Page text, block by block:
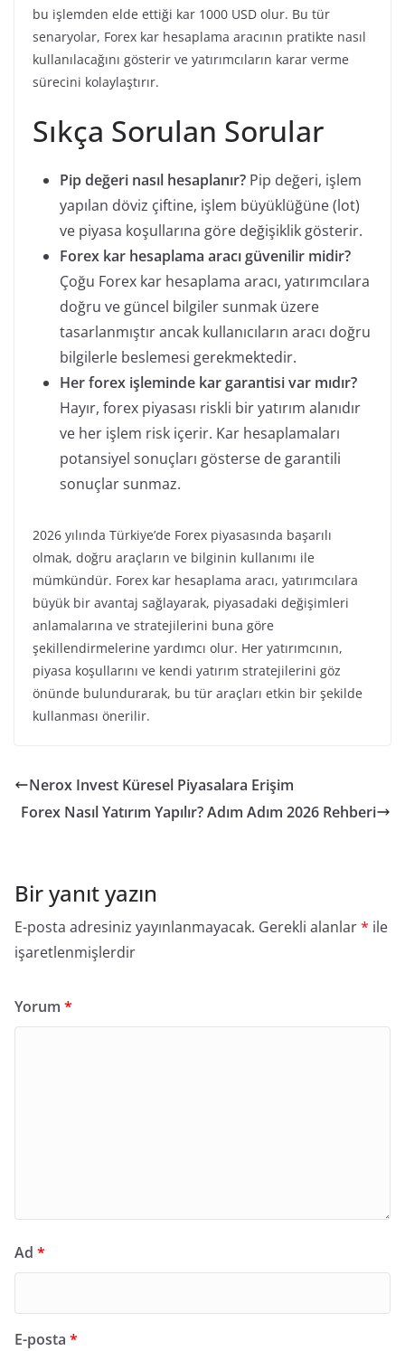
bu işlemden elde ettiği kar 1000 USD olur. Bu tür
senaryolar, Forex kar hesaplama aracının pratikte nasıl
kullanılacağını gösterir ve yatırımcıların karar verme
sürecini kolaylaştırır.
Sıkça Sorulan Sorular
Pip değeri nasıl hesaplanır? Pip değeri, işlem
yapılan döviz çiftine, işlem büyüklüğüne (lot)
ve piyasa koşullarına göre değişiklik gösterir.
Forex kar hesaplama aracı güvenilir midir?
Çoğu Forex kar hesaplama aracı, yatırımcılara
doğru ve güncel bilgiler sunmak üzere
tasarlanmıştır ancak kullanıcıların aracı doğru
bilgilerle beslemesi gerekmektedir.
Her forex işleminde kar garantisi var mıdır?
Hayır, forex piyasası riskli bir yatırım alanıdır
ve her işlem risk içerir. Kar hesaplamaları
potansiyel sonuçları gösterse de garantili
sonuçlar sunmaz.
2026 yılında Türkiye’de Forex piyasasında başarılı
olmak, doğru araçların ve bilginin kullanımı ile
mümkündür. Forex kar hesaplama aracı, yatırımcılara
büyük bir avantaj sağlayarak, piyasadaki değişimleri
anlamalarına ve stratejilerini buna göre
şekillendirmelerine yardımcı olur. Her yatırımcının,
piyasa koşullarını ve kendi yatırım stratejilerini göz
önünde bulundurarak, bu tür araçları etkin bir şekilde
kullanması önerilir.
Nerox Invest Küresel Piyasalara Erişim
Forex Nasıl Yatırım Yapılır? Adım Adım 2026 Rehberi
Bir yanıt yazın
E-posta adresiniz yayınlanmayacak. Gerekli alanlar* ile
işaretlenmişlerdir
Yorum *
Ad *
E-posta *